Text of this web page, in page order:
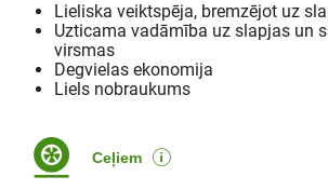
Lieliska veiktspēja, bremzējot uz
Uzticama vadāmība uz slapjas un
virsmas
Degvielas ekonomija
Liels nobraukums
Ceļiem